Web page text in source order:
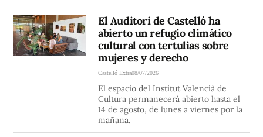
El Auditori de Castelló ha
abierto un refugio climático
cultural con tertulias sobre
mujeres y derecho
Castelló Extra08/07/2026
El espacio del Institut Valencià de
Cultura permanecerá abierto hasta el
14 de agosto, de lunes a viernes por la
mañana.